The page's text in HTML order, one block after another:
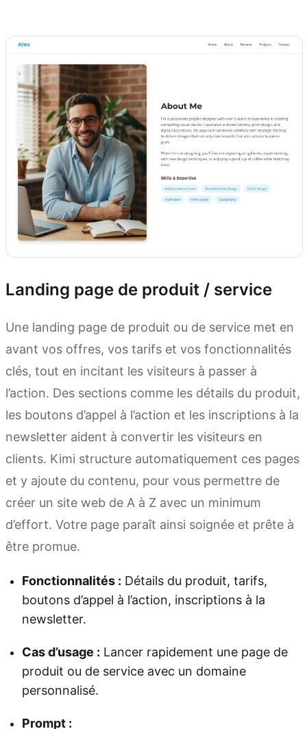
Landing page de produit / service
Une landing page de produit ou de service met en
avant vos offres, vos tarifs et vos fonctionnalités
clés, tout en incitant les visiteurs à passer à
l’action. Des sections comme les détails du produit,
les boutons d’appel à l’action et les inscriptions à la
newsletter aident à convertir les visiteurs en
clients. Kimi structure automatiquement ces pages
et y ajoute du contenu, pour vous permettre de
créer un site web de A à Z avec un minimum
d’effort. Votre page paraît ainsi soignée et prête à
être promue.
Fonctionnalités : Détails du produit, tarifs,
boutons d’appel à l’action, inscriptions à la
newsletter.
Cas d’usage : Lancer rapidement une page de
produit ou de service avec un domaine
personnalisé.
Prompt :